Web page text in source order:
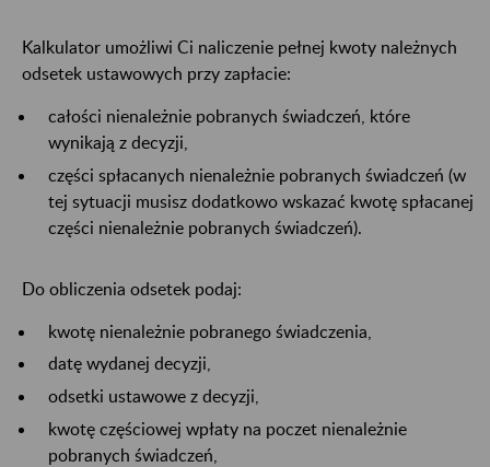
Kalkulator umożliwi Ci naliczenie pełnej kwoty należnych
odsetek ustawowych przy zapłacie:
całości nienależnie pobranych świadczeń, które
wynikają z decyzji,
części spłacanych nienależnie pobranych świadczeń (w
tej sytuacji musisz dodatkowo wskazać kwotę spłacanej
części nienależnie pobranych świadczeń).
Do obliczenia odsetek podaj:
kwotę nienależnie pobranego świadczenia,
datę wydanej decyzji,
odsetki ustawowe z decyzji,
kwotę częściowej wpłaty na poczet nienależnie
pobranych świadczeń,